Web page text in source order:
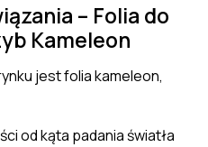
– Folia do
Kameleon
jest folia kameleon,
od kąta padania światła